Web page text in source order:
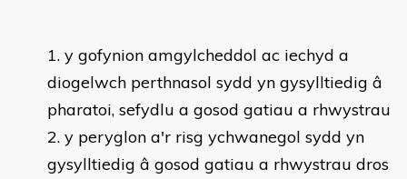
y gofynion amgylcheddol ac iechyd a
diogelwch perthnasol sydd yn gysylltiedig â
pharatoi, sefydlu a gosod gatiau a rhwystrau
y peryglon a'r risg ychwanegol sydd yn
gysylltiedig â gosod gatiau a rhwystrau dros